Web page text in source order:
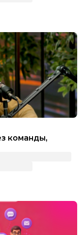
команды,